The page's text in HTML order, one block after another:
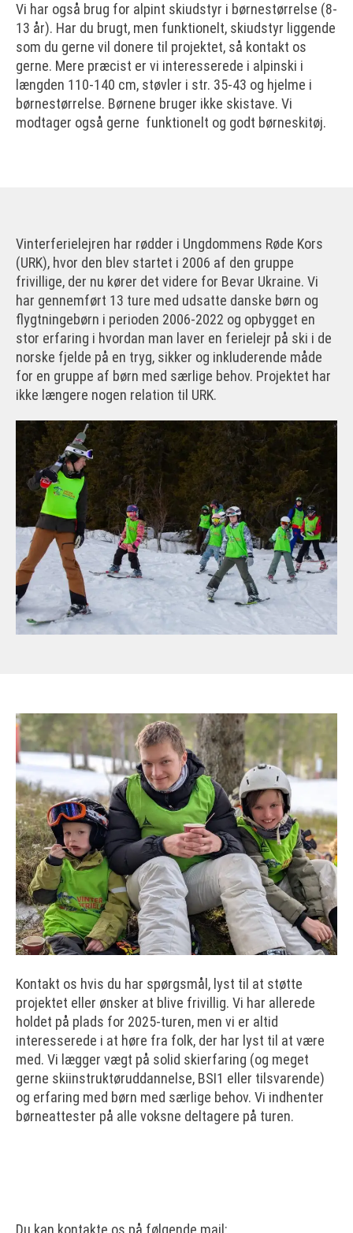
Vi har også brug for alpint skiudstyr i børnestørrelse (8-
13 år). Har du brugt, men funktionelt, skiudstyr liggende
som du gerne vil donere til projektet, så kontakt os
gerne. Mere præcist er vi interesserede i alpinski i
længden 110-140 cm, støvler i str. 35-43 og hjelme i
børnestørrelse. Børnene bruger ikke skistave. Vi
modtager også gerne funktionelt og godt børneskitøj.
Vinterferielejren har rødder i Ungdommens Røde Kors
(URK), hvor den blev startet i 2006 af den gruppe
frivillige, der nu kører det videre for Bevar Ukraine. Vi
har gennemført 13 ture med udsatte danske børn og
flygtningebørn i perioden 2006-2022 og opbygget en
stor erfaring i hvordan man laver en ferielejr på ski i de
norske fjelde på en tryg, sikker og inkluderende måde
for en gruppe af børn med særlige behov. Projektet har
ikke længere nogen relation til URK.
Kontakt os hvis du har spørgsmål, lyst til at støtte
projektet eller ønsker at blive frivillig. Vi har allerede
holdet på plads for 2025-turen, men vi er altid
interesserede i at høre fra folk, der har lyst til at være
med. Vi lægger vægt på solid skierfaring (og meget
gerne skiinstruktøruddannelse, BSI1 eller tilsvarende)
og erfaring med børn med særlige behov. Vi indhenter
børneattester på alle voksne deltagere på turen.